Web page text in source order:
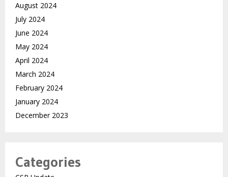
August 2024
July 2024
June 2024
May 2024
April 2024
March 2024
February 2024
January 2024
December 2023
Categories